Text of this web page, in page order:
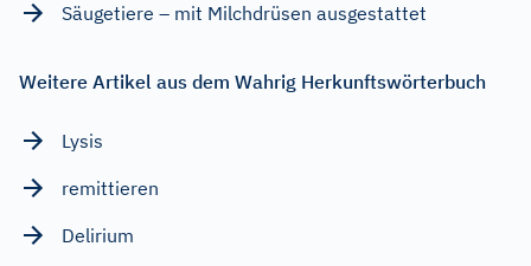
Säugetiere – mit Milchdrüsen ausgestattet
Weitere Artikel aus dem Wahrig Herkunftswörterbuch
Lysis
remittieren
Delirium